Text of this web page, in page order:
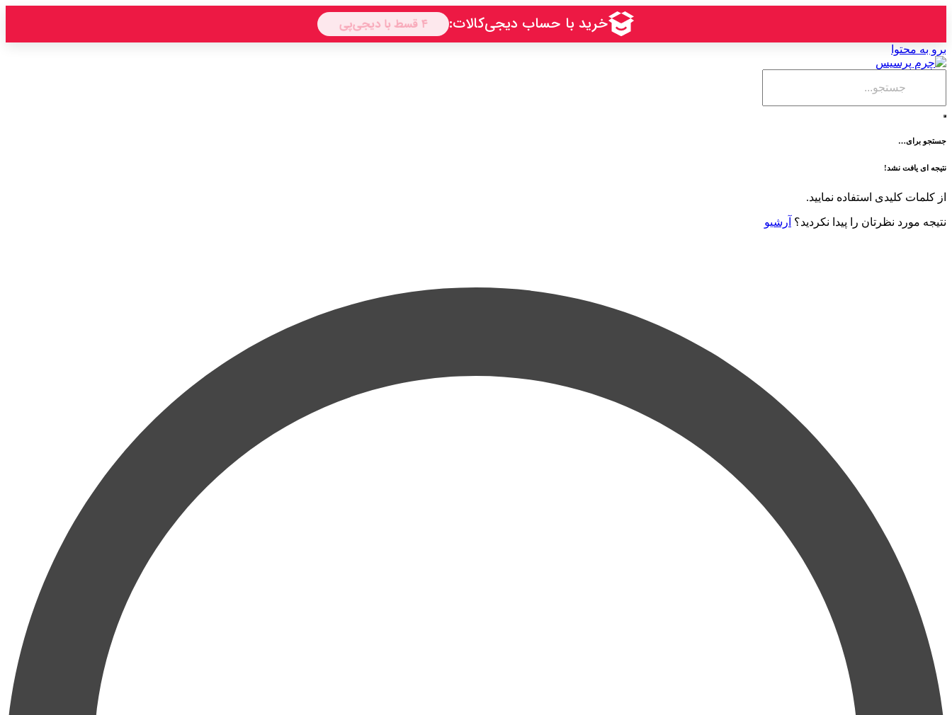
برو به محتوا
جستجو برای…
نتیجه ای یافت نشد!
از کلمات کلیدی استفاده نمایید.
نتیجه مورد نظرتان را پیدا نکردید؟ آرشیو